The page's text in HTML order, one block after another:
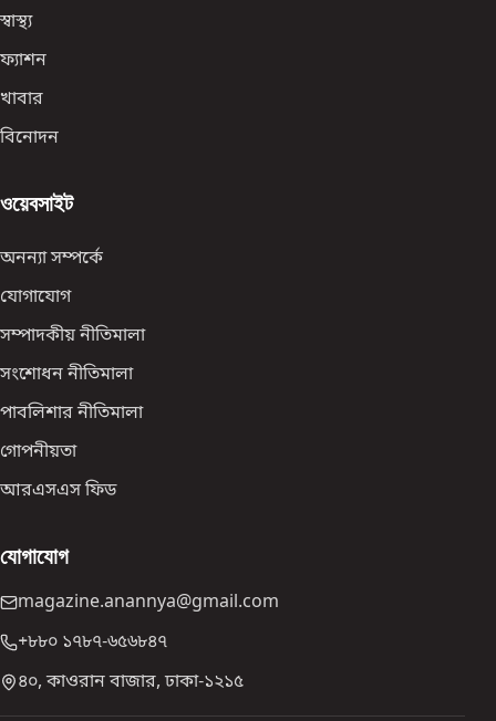
স্বাস্থ্য
ফ্যাশন
খাবার
বিনোদন
ওয়েবসাইট
অনন্যা সম্পর্কে
যোগাযোগ
সম্পাদকীয় নীতিমালা
সংশোধন নীতিমালা
পাবলিশার নীতিমালা
গোপনীয়তা
আরএসএস ফিড
যোগাযোগ
magazine.anannya@gmail.com
+৮৮০ ১৭৮৭-৬৫৬৮৪৭
৪০, কাওরান বাজার, ঢাকা-১২১৫